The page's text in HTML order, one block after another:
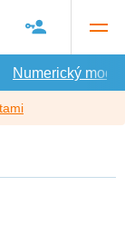
Numerický model